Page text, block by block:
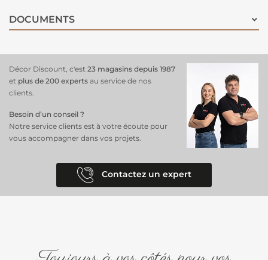
DOCUMENTS
Décor Discount, c'est 23 magasins depuis 1987
et plus de 200 experts au service de nos
clients.
Besoin d’un conseil ?
Notre service clients est à votre écoute pour
vous accompagner dans vos projets.
Contactez un expert